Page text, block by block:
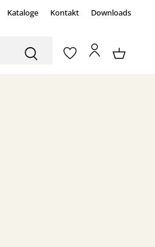
Kataloge Kontakt Downloads